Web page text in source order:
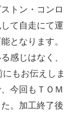
トン・コンロ
て自走にて運
となります。
感じはなく、
もお伝えしま
今回もＴＯＭ
。加工終了後